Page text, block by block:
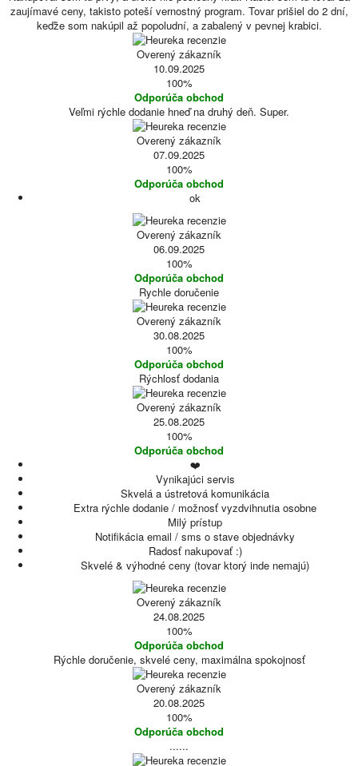
zaujímavé ceny, takisto poteší vernostný program. Tovar prišiel do 2 dní,
keďže som nakúpil až popoludní, a zabalený v pevnej krabici.
Overený zákazník
10.09.2025
100%
Odporúča obchod
Veľmi rýchle dodanie hneď na druhý deň. Super.
Overený zákazník
07.09.2025
100%
Odporúča obchod
ok
Overený zákazník
06.09.2025
100%
Odporúča obchod
Rychle doručenie
Overený zákazník
30.08.2025
100%
Odporúča obchod
Rýchlosť dodania
Overený zákazník
25.08.2025
100%
Odporúča obchod
❤️
Vynikajúci servis
Skvelá a ústretová komunikácia
Extra rýchle dodanie / možnosť vyzdvihnutia osobne
Milý prístup
Notifikácia email / sms o stave objednávky
Radosť nakupovať :)
Skvelé & výhodné ceny (tovar ktorý inde nemajú)
Overený zákazník
24.08.2025
100%
Odporúča obchod
Rýchle doručenie, skvelé ceny, maximálna spokojnosť
Overený zákazník
20.08.2025
100%
Odporúča obchod
......